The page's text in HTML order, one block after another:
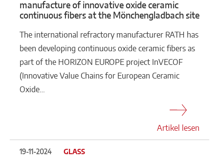
manufacture of innovative oxide ceramic
continuous fibers at the Mönchengladbach site
The international refractory manufacturer RATH has
been developing continuous oxide ceramic fibers as
part of the HORIZON EUROPE project InVECOF
(Innovative Value Chains for European Ceramic
Oxide…
Artikel lesen
19-11-2024 GLASS